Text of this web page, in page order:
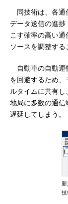
同技術は、各通
データ送信の進捗
こす確率の高い
ソースを調整する
自動車の自動運
を回避するため
ルタイムに共有
地局に多数の通信
遅延してしまう。
技